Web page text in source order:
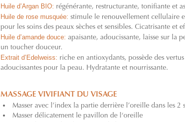
Huile d’Argan BIO: régénérante, restructurante, tonifiante et
Huile de rose musquée: stimule le renouvellement cellulaire
pour les soins des peaux sèches et sensibles. Cicatrisante et
Huile d’amande douce: apaisante, adoucissante, laisse sur la
un toucher douceur.
Extrait d’Edelweiss: riche en antioxydants, possède des
adoucissantes pour la peau. Hydratante et nourrissante.
MASSAGE VIVIFIANT DU VISAGE
Masser avec l’index la partie derrière l’oreille dans les 2
Masser délicatement le pavillon de l‘oreille